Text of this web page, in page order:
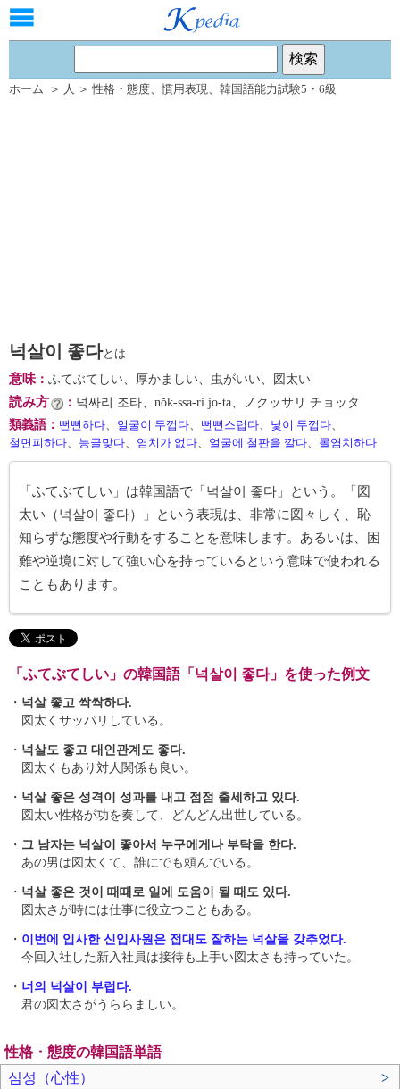
ホーム ＞ 人 ＞性格・態度、 慣用表現、 韓国語能力試験5・6級
넉살이 좋다とは
意味： ふてぶてしい、厚かましい、虫がいい、図太い
読み方 ： 넉싸리 조타、nŏk-ssa-ri jo-ta、ノクッサリ チョッタ
類義語 ： 뻔뻔하다、 얼굴이 두껍다、 뻔뻔스럽다、 낯이 두껍다、
철면피하다、 능글맞다、 염치가 없다、 얼굴에 철판을 깔다、 몰염치하다
「ふてぶてしい」は韓国語で「넉살이 좋다」という。「図
太い（넉살이 좋다）」という表現は、非常に図々しく、恥
知らずな態度や行動をすることを意味します。あるいは、困
難や逆境に対して強い心を持っているという意味で使われる
こともあります。
「ふてぶてしい」の韓国語「넉살이 좋다」を使った例文
・ 넉살 좋고 싹싹하다.
図太くサッパリしている。
・ 넉살도 좋고 대인관계도 좋다.
図太くもあり対人関係も良い。
・ 넉살 좋은 성격이 성과를 내고 점점 출세하고 있다.
図太い性格が功を奏して、どんどん出世している。
・ 그 남자는 넉살이 좋아서 누구에게나 부탁을 한다.
あの男は図太くて、誰にでも頼んでいる。
・ 넉살 좋은 것이 때때로 일에 도움이 될 때도 있다.
図太さが時には仕事に役立つこともある。
・ 이번에 입사한 신입사원은 접대도 잘하는 넉살을 갖추었다.
今回入社した新入社員は接待も上手い図太さも持っていた。
・ 너의 넉살이 부럽다.
君の図太さがうららましい。
性格・態度の韓国語単語
심성（心性）
>